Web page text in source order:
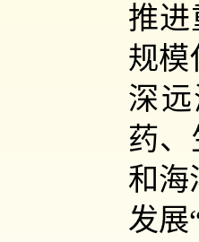
推
规模
深
药
和海
发展